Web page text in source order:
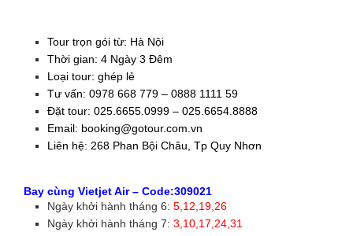
Tour trọn gói từ: Hà Nội
Thời gian: 4 Ngày 3 Đêm
Loại tour: ghép lẻ
Tư vấn: 0978 668 779 – 0888 1111 59
Đặt tour: 025.6655.0999 – 025.6654.8888
Email: booking@gotour.com.vn
Liên hệ: 268 Phan Bội Châu, Tp Quy Nhơn
Bay cùng Vietjet Air – Code:309021
Ngày khởi hành tháng 6: 5,12,19,26
Ngày khởi hành tháng 7: 3,10,17,24,31